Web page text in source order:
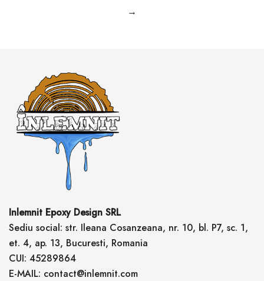
→
Inlemnit Epoxy Design SRL
Sediu social: str. Ileana Cosanzeana, nr. 10, bl. P7, sc. 1,
et. 4, ap. 13, Bucuresti, Romania
CUI: 45289864
E-MAIL: contact@inlemnit.com